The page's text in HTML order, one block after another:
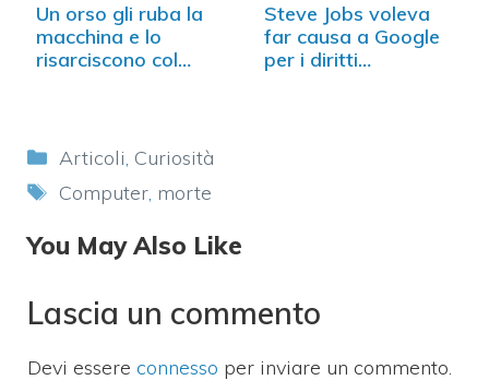
Un orso gli ruba la
macchina e lo
risarciscono col
Steve Jobs voleva
far causa a Google
per i diritti…
Categorie
Articoli, Curiosità
Tag
Computer, morte
You May Also Like
Lascia un commento
Devi essere connesso per inviare un commento.